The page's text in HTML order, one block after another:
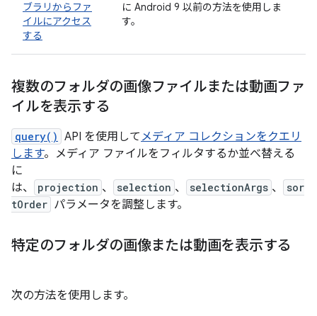
ブラリからファ
イルにアクセス
する
に Android 9 以前の方法を使用しま
す。
複数のフォルダの画像ファイルまたは動画ファ
イルを表示する
query() API を使用して メディア コレクションをクエリ
します。メディア ファイルをフィルタするか並べ替える
に
は、
projection 、 selection 、 selectionArgs 、
sor
tOrder パラメータを調整します。
特定のフォルダの画像または動画を表示する
次の方法を使用します。